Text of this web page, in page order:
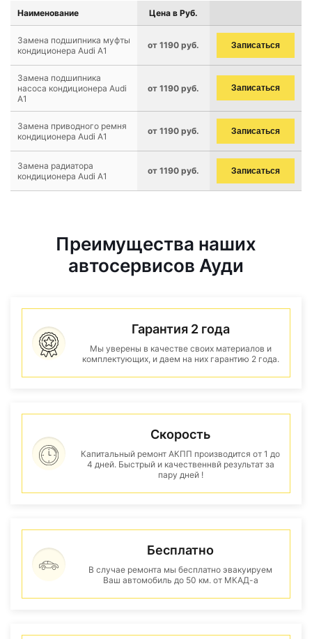
Наименование Цена в Руб.
Замена подшипника муфты
кондиционера Audi A1
от 1190 руб. Записаться
Замена подшипника
насоса кондиционера Audi
A1
от 1190 руб. Записаться
Замена приводного ремня
кондиционера Audi A1
от 1190 руб. Записаться
Замена радиатора
кондиционера Audi A1
от 1190 руб. Записаться
Преимущества наших
автосервисов Ауди
Гарантия 2 года
Мы уверены в качестве своих материалов и
комплектующих, и даем на них гарантию 2 года.
Скорость
Капитальный ремонт АКПП производится от 1 до
4 дней. Быстрый и качественнвй результат за
пару дней !
Бесплатно
В случае ремонта мы бесплатно эвакуируем
Ваш автомобиль до 50 км. от МКАД-а